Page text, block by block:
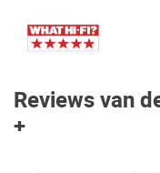
Reviews van
+